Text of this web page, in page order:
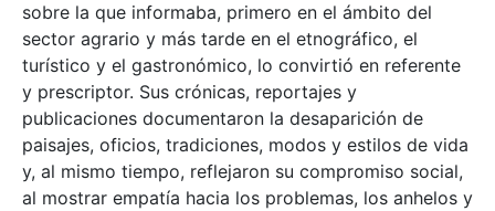
sobre la que informaba, primero en el ámbito del
sector agrario y más tarde en el etnográfico, el
turístico y el gastronómico, lo convirtió en referente
y prescriptor. Sus crónicas, reportajes y
publicaciones documentaron la desaparición de
paisajes, oficios, tradiciones, modos y estilos de vida
y, al mismo tiempo, reflejaron su compromiso social,
al mostrar empatía hacia los problemas, los anhelos y